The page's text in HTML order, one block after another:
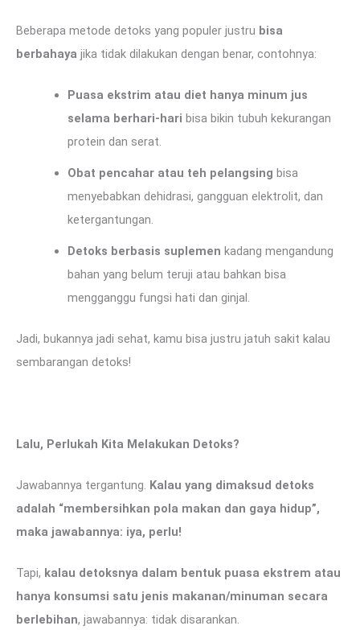
Beberapa metode detoks yang populer justru bisa
berbahaya jika tidak dilakukan dengan benar, contohnya:
Puasa ekstrim atau diet hanya minum jus
selama berhari-hari bisa bikin tubuh kekurangan
protein dan serat.
Obat pencahar atau teh pelangsing bisa
menyebabkan dehidrasi, gangguan elektrolit, dan
ketergantungan.
Detoks berbasis suplemen kadang mengandung
bahan yang belum teruji atau bahkan bisa
mengganggu fungsi hati dan ginjal.
Jadi, bukannya jadi sehat, kamu bisa justru jatuh sakit kalau
sembarangan detoks!
Lalu, Perlukah Kita Melakukan Detoks?
Jawabannya tergantung. Kalau yang dimaksud detoks
adalah “membersihkan pola makan dan gaya hidup”,
maka jawabannya: iya, perlu!
Tapi, kalau detoksnya dalam bentuk puasa ekstrem atau
hanya konsumsi satu jenis makanan/minuman secara
berlebihan, jawabannya: tidak disarankan.